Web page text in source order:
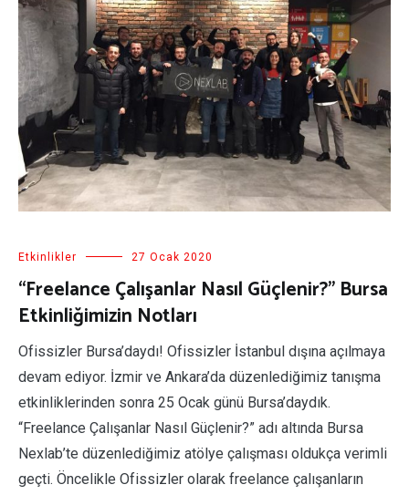
Etkinlikler 27 Ocak 2020
“Freelance Çalışanlar Nasıl Güçlenir?” Bursa
Etkinliğimizin Notları
Ofissizler Bursa’daydı! Ofissizler İstanbul dışına açılmaya
devam ediyor. İzmir ve Ankara’da düzenlediğimiz tanışma
etkinliklerinden sonra 25 Ocak günü Bursa’daydık.
“Freelance Çalışanlar Nasıl Güçlenir?” adı altında Bursa
Nexlab’te düzenlediğimiz atölye çalışması oldukça verimli
geçti. Öncelikle Ofissizler olarak freelance çalışanların